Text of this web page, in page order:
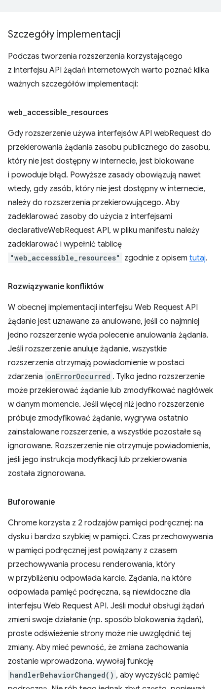
Szczegóły implementacji
Podczas tworzenia rozszerzenia korzystającego
z interfejsu API żądań internetowych warto poznać kilka
ważnych szczegółów implementacji:
web accessible resources
Gdy rozszerzenie używa interfejsów API webRequest do
przekierowania żądania zasobu publicznego do zasobu,
który nie jest dostępny w internecie, jest blokowane
i powoduje błąd. Powyższe zasady obowiązują nawet
wtedy, gdy zasób, który nie jest dostępny w internecie,
należy do rozszerzenia przekierowującego. Aby
zadeklarować zasoby do użycia z interfejsami
declarativeWebRequest API, w pliku manifestu należy
zadeklarować i wypełnić tablicę
"web_accessible_resources" zgodnie z opisem tutaj.
Rozwiązywanie konfliktów
W obecnej implementacji interfejsu Web Request API
żądanie jest uznawane za anulowane, jeśli co najmniej
jedno rozszerzenie wyda polecenie anulowania żądania.
Jeśli rozszerzenie anuluje żądanie, wszystkie
rozszerzenia otrzymają powiadomienie w postaci
zdarzenia onErrorOccurred . Tylko jedno rozszerzenie
może przekierować żądanie lub zmodyfikować nagłówek
w danym momencie. Jeśli więcej niż jedno rozszerzenie
próbuje zmodyfikować żądanie, wygrywa ostatnio
zainstalowane rozszerzenie, a wszystkie pozostałe są
ignorowane. Rozszerzenie nie otrzymuje powiadomienia,
jeśli jego instrukcja modyfikacji lub przekierowania
została zignorowana.
Buforowanie
Chrome korzysta z 2 rodzajów pamięci podręcznej: na
dysku i bardzo szybkiej w pamięci. Czas przechowywania
w pamięci podręcznej jest powiązany z czasem
przechowywania procesu renderowania, który
w przybliżeniu odpowiada karcie. Żądania, na które
odpowiada pamięć podręczna, są niewidoczne dla
interfejsu Web Request API. Jeśli moduł obsługi żądań
zmieni swoje działanie (np. sposób blokowania żądań),
proste odświeżenie strony może nie uwzględnić tej
zmiany. Aby mieć pewność, że zmiana zachowania
zostanie wprowadzona, wywołaj funkcję
handlerBehaviorChanged() , aby wyczyścić pamięć